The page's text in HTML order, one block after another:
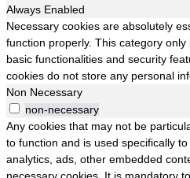
Always Enabled
Necessary cookies are absolutely
function properly. This category
basic functionalities and security
cookies do not store any personal
Non Necessary
non-necessary
Any cookies that may not be
to function and is used specifically
analytics, ads, other embedded
necessary cookies. It is mandatory